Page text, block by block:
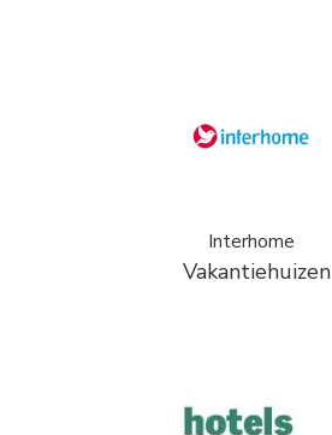
Interhome
Vakantiehuizen